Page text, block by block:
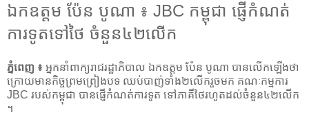
ឯកឧត្តម ប៉ែន បូណា ៖ JBC កម្ពុជា ផ្ញើកំណត់
ការទូតទៅថៃ ចំនួន៤២លើក
ភ្នំពេញ ៖ អ្នកនាំពាក្យរាជរដ្ឋាភិបាល ឯកឧត្តម ប៉ែន បូណា បានលើកឡើងថា
ក្រោយមានកិច្ចព្រមព្រៀងបទ ឈប់បាញ់ទាំង២លើករួចមក គណៈកម្មការ
JBC របស់កម្ពុជា បានផ្ញើកំណត់ការទូត ទៅភាគីថៃរហូតដល់ចំនួន៤២លើក
។